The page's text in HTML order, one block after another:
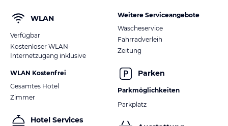
WLAN
Verfügbar
Kostenloser WLAN-
Internetzugang inklusive
WLAN Kostenfrei
Gesamtes Hotel
Zimmer
Hotel Services
Weitere Serviceangebote
Wäscheservice
Fahrradverleih
Zeitung
Parken
Parkmöglichkeiten
Parkplatz